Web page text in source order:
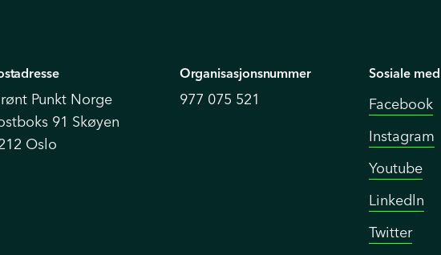
Punkt Norge
91 Skøyen
Oslo
Organisasjonsnummer
977 075 521
Sosiale
Facebook
Instagram
Youtube
Linkedln
Twitter